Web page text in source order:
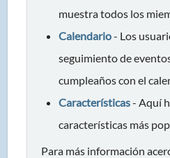
muestra todos los
Calendario- Los
seguimiento de
cumpleaños con el
Características- Aquí
características más
Para más información